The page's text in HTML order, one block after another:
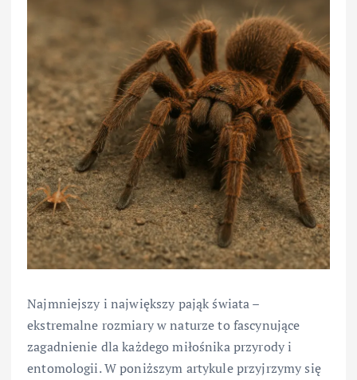
Najmniejszy i największy pająk świata –
ekstremalne rozmiary w naturze to fascynujące
zagadnienie dla każdego miłośnika przyrody i
entomologii. W poniższym artykule przyjrzymy się